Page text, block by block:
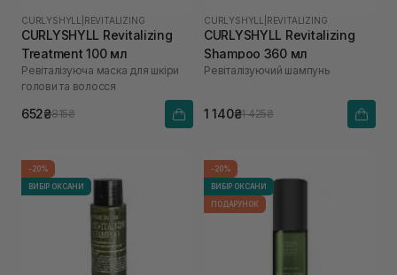
CURLYSHYLL REVITALIZING
CURLYSHYLL Revitalizing
Treatment 100 мл
Ревіталізуюча маска для шкіри
голови та волосся
652₴815₴
CURLYSHYLL REVITALIZING
CURLYSHYLL Revitalizing
Shampoo 360 мл
Ревіталізуючий шампунь
1 140₴1 425₴
-20%
ВИБІР ОКСАНИ
-20%
ВИБІР ОКСАНИ
ПОДАРУНОК